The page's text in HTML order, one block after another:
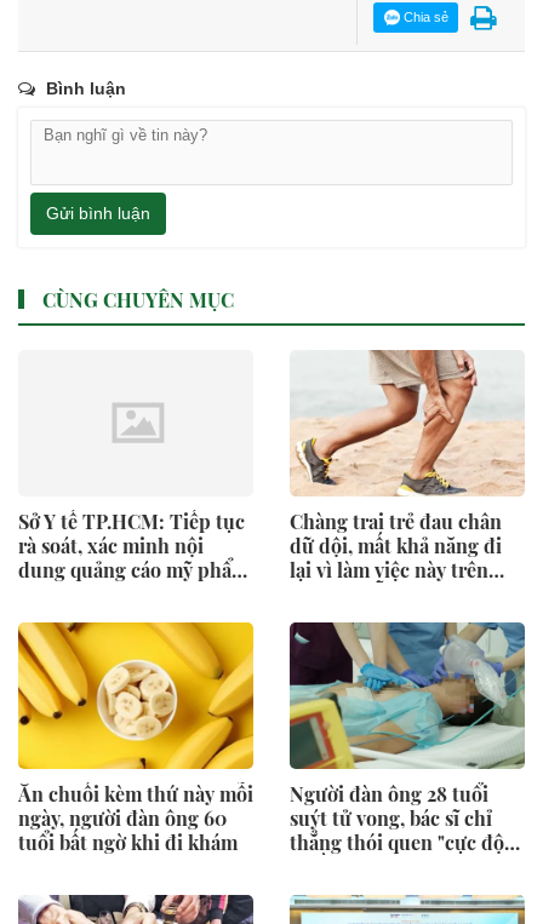
Chia sẻ
Bình luận
Gửi bình luận
CÙNG CHUYÊN MỤC
Sở Y tế TP.HCM: Tiếp tục
rà soát, xác minh nội
dung quảng cáo mỹ phẩm
Chàng trai trẻ đau chân
dữ dội, mất khả năng đi
lại vì làm việc này trên
Ăn chuối kèm thứ này mỗi
ngày, người đàn ông 60
tuổi bất ngờ khi đi khám
Người đàn ông 28 tuổi
suýt tử vong, bác sĩ chỉ
thẳng thói quen "cực độc"